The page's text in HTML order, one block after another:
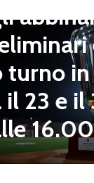
turno
il 23 e
16.00